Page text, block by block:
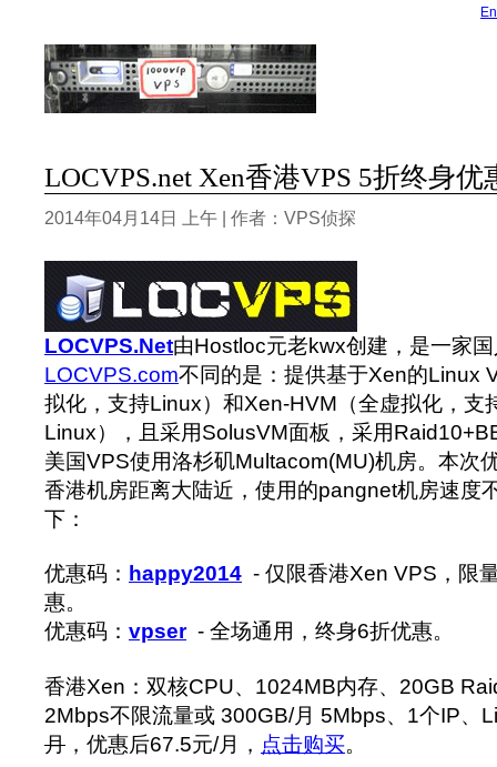
LOCVPS.net Xen香港VPS 5折终身优
2014年04月14日 上午 | 作者：VPS侦探
LOCVPS.Net由Hostloc元老kwx创建，是一家
LOCVPS.com不同的是：提供基于Xen的Linux
拟化，支持Linux）和Xen-HVM（全虚拟化，支
Linux），
且采用SolusVM面板，采用
美国VPS使用洛杉矶Multacom(MU)机房。本次
香港机房距离大陆近，使用的pangnet机房速度
下：
优惠码： happy2014 - 仅限香港Xen VPS，限
惠。
优惠码： vpser- 全场通用，终身6折优惠。
香港Xen：双核CPU、1024MB内存、20GB
2Mbps不限流量或 300GB/月 5Mbps、1个IP、
月 ，优惠后67.5元/月， 点击购买。